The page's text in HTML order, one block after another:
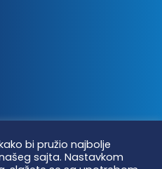
bi pružio najbolje
sajta. Nastavkom